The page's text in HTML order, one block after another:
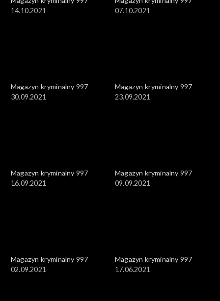
14.10.2021
07.10.2021
Magazyn kryminalny 997
30.09.2021
Magazyn kryminalny 997
23.09.2021
Magazyn kryminalny 997
16.09.2021
Magazyn kryminalny 997
09.09.2021
Magazyn kryminalny 997
02.09.2021
Magazyn kryminalny 997
17.06.2021